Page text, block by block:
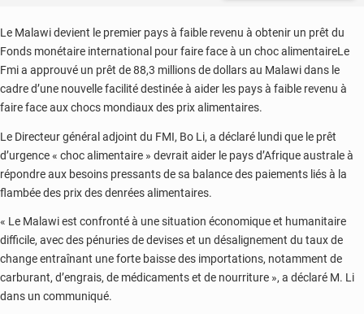
Le Malawi devient le premier pays à faible revenu à obtenir un prêt du
Fonds monétaire international pour faire face à un choc alimentaireLe
Fmi a approuvé un prêt de 88,3 millions de dollars au Malawi dans le
cadre d’une nouvelle facilité destinée à aider les pays à faible revenu à
faire face aux chocs mondiaux des prix alimentaires.
Le Directeur général adjoint du FMI, Bo Li, a déclaré lundi que le prêt
d’urgence « choc alimentaire » devrait aider le pays d’Afrique australe à
répondre aux besoins pressants de sa balance des paiements liés à la
flambée des prix des denrées alimentaires.
« Le Malawi est confronté à une situation économique et humanitaire
difficile, avec des pénuries de devises et un désalignement du taux de
change entraînant une forte baisse des importations, notamment de
carburant, d’engrais, de médicaments et de nourriture », a déclaré M. Li
dans un communiqué.